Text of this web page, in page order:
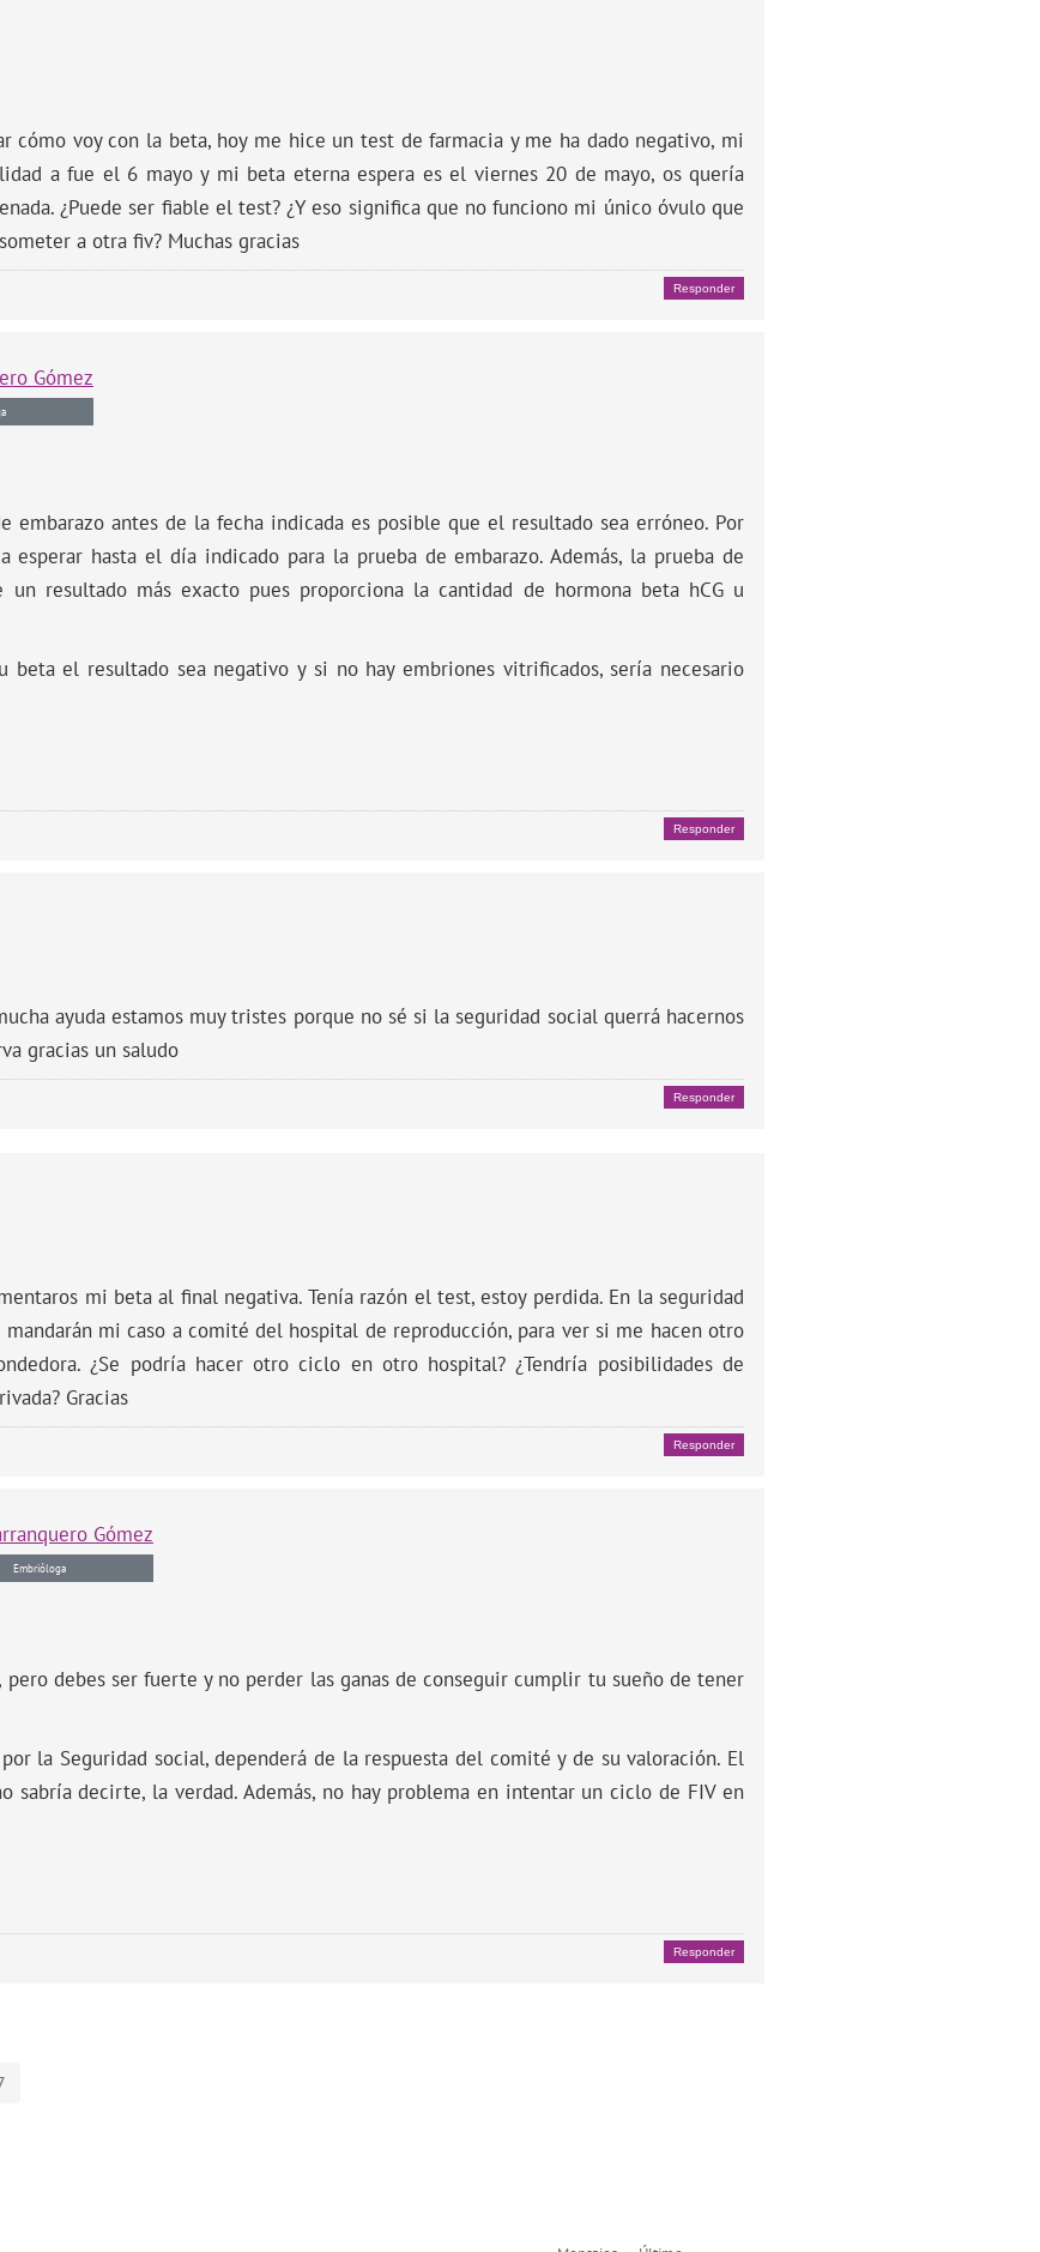
cómo voy con la beta, hoy me hice un test de farmacia y me ha dado negativo, mi
a fue el 6 mayo y mi beta eterna espera es el viernes 20 de mayo, os quería
¿Puede ser fiable el test? ¿Y eso significa que no funciono mi único óvulo que
a otra fiv? Muchas gracias
Responder
Gómez
embarazo antes de la fecha indicada es posible que el resultado sea erróneo. Por
hasta el día indicado para la prueba de embarazo. Además, la prueba de
un resultado más exacto pues proporciona la cantidad de hormona beta hCG u
beta el resultado sea negativo y si no hay embriones vitrificados, sería necesario
Responder
ayuda estamos muy tristes porque no sé si la seguridad social querrá hacernos
gracias un saludo
Responder
mi beta al final negativa. Tenía razón el test, estoy perdida. En la seguridad
mi caso a comité del hospital de reproducción, para ver si me hacen otro
¿Se podría hacer otro ciclo en otro hospital? ¿Tendría posibilidades de
Gracias
Responder
Gómez
Embrióloga
pero debes ser fuerte y no perder las ganas de conseguir cumplir tu sueño de tener
la Seguridad social, dependerá de la respuesta del comité y de su valoración. El
sabría decirte, la verdad. Además, no hay problema en intentar un ciclo de FIV en
Responder